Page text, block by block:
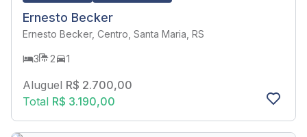
Ernesto Becker
Ernesto Becker, Centro, Santa Maria, RS
3 2 1
Aluguel R$ 2.700,00
Total R$ 3.190,00